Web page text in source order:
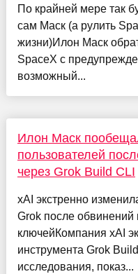
По крайней мере так
сам Маск (а рулить
жизни)Илон Маск
SpaceX с
возможный...
Илон Маск
пользователей
через Grok Build CLI
xAI экстренно
Grok после
ключейКомпания xAI
инструмента Grok
исследования, показ...